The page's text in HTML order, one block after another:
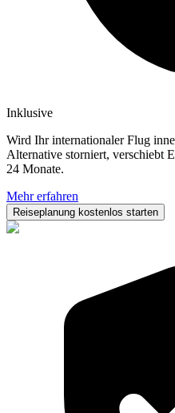
Inklusive
Wird Ihr internationaler Flug
Alternative storniert, verschiebt
24 Monate.
Mehr erfahren
Reiseplanung kostenlos starten